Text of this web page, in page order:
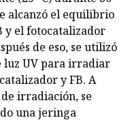
alcanzó el equilibrio
y el fotocatalizador
de eso, se utilizó
luz UV para irradiar
y FB. A
irradiación, se
una jeringa